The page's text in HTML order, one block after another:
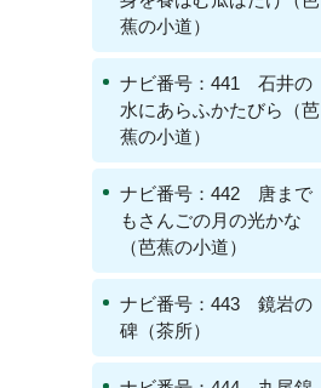
蕉の小道）
ナビ番号：441 石井の
水にあらふかたびら（芭
蕉の小道）
ナビ番号：442 唐まで
もさんごの月の光かな
（芭蕉の小道）
ナビ番号：443 鏡岩の
碑（茶所）